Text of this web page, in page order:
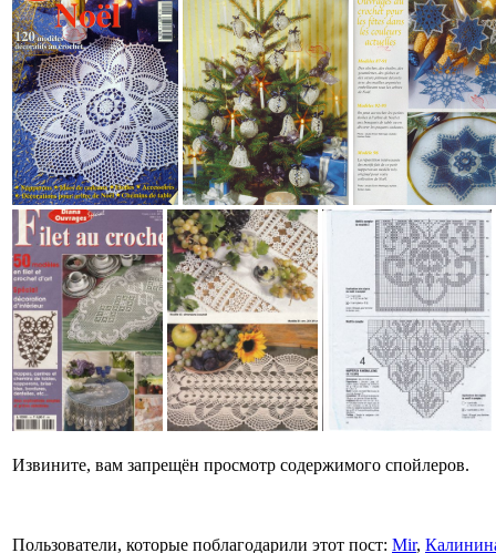
Извините, вам запрещён просмотр содержимого спойлеров.
Пользователи, которые поблагодарили этот пост: Mir,